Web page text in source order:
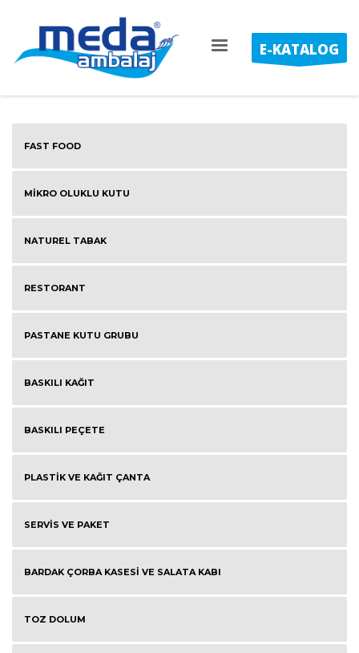
E-KATALOG
FAST FOOD
MİKRO OLUKLU KUTU
NATUREL TABAK
RESTORANT
PASTANE KUTU GRUBU
BASKILI KAĞIT
BASKILI PEÇETE
PLASTİK VE KAĞIT ÇANTA
SERVİS VE PAKET
BARDAK ÇORBA KASESİ VE SALATA KABI
TOZ DOLUM